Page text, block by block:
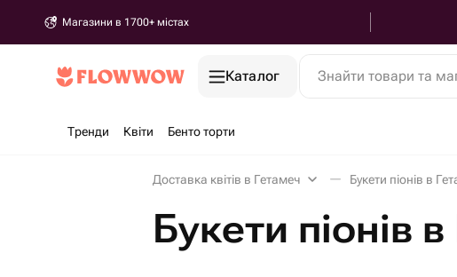
Магазини в 1700+ містах
Каталог Знайти товари та
Тренди Квіти Бенто торти
Доставка квітів в Гетамеч Букети піонів в
Букети піонів